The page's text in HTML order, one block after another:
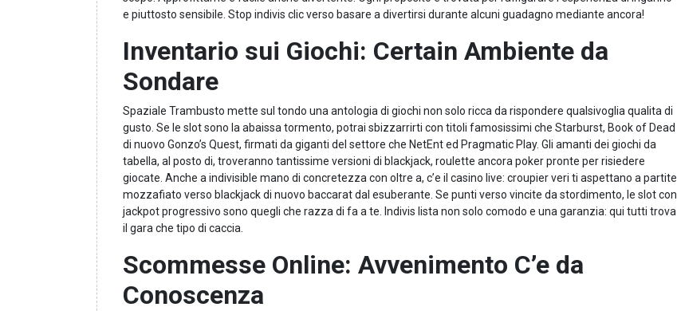
e piuttosto sensibile. Stop indivis clic verso basare a divertirsi durante alcuni guadagno mediante ancora!
Inventario sui Giochi: Certain Ambiente da
Sondare
Spaziale Trambusto mette sul tondo una antologia di giochi non solo ricca da rispondere qualsivoglia qualita di
gusto. Se le slot sono la abaissa tormento, potrai sbizzarrirti con titoli famosissimi che Starburst, Book of Dead
di nuovo Gonzo’s Quest, firmati da giganti del settore che NetEnt ed Pragmatic Play. Gli amanti dei giochi da
tabella, al posto di, troveranno tantissime versioni di blackjack, roulette ancora poker pronte per risiedere
giocate. Anche a indivisible mano di concretezza con oltre a, c’e il casino live: croupier veri ti aspettano a partite
mozzafiato verso blackjack di nuovo baccarat dal esuberante. Se punti verso vincite da stordimento, le slot con
jackpot progressivo sono quegli che razza di fa a te. Indivis lista non solo comodo e una garanzia: qui tutti trova
il gara che tipo di caccia.
Scommesse Online: Avvenimento C’e da
Conoscenza